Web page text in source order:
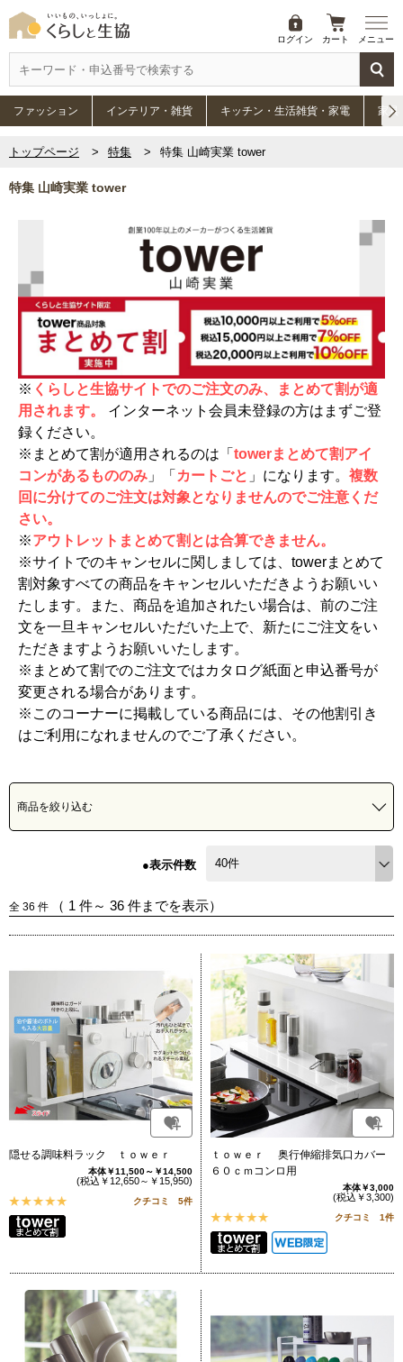
ログイン カート メニュー
ファッション インテリア・雑貨 キッチン・生活雑貨・家電 家具
トップページ 特集 特集 山崎実業 tower
特集 山崎実業 tower
※ くらしと生協サイトでのご注文のみ、まとめて割が適
用されます。
インターネット会員未登録の方はまずご登
録ください。
※まとめて割が適用されるのは「 towerまとめて割アイ
コンがあるもののみ 」「 カートごと 」になります。 複数
回に分けてのご注文は対象となりませんのでご注意くだ
さい。
※アウトレットまとめて割とは合算できません。
※サイトでのキャンセルに関しましては、towerまとめて
割対象すべての商品をキャンセルいただきようお願いい
たします。また、商品を追加されたい場合は、前のご注
文を一旦キャンセルいただいた上で、新たにご注文をい
ただきますようお願いいたします。
※まとめて割でのご注文ではカタログ紙面と申込番号が
変更される場合があります。
※このコーナーに掲載している商品には、その他割引き
はご利用になれませんのでご了承ください。
商品を絞り込む
●表示件数
全 36 件 （ 1 件～ 36 件までを表示）
隠せる調味料ラック ｔｏｗｅｒ
本体￥11,500～￥14,500
(税込￥12,650～￥15,950)
クチコミ 5件
ｔｏｗｅｒ 奥行伸縮排気口カバー
６０ｃｍコンロ用
本体￥3,000
(税込￥3,300)
クチコミ 1件